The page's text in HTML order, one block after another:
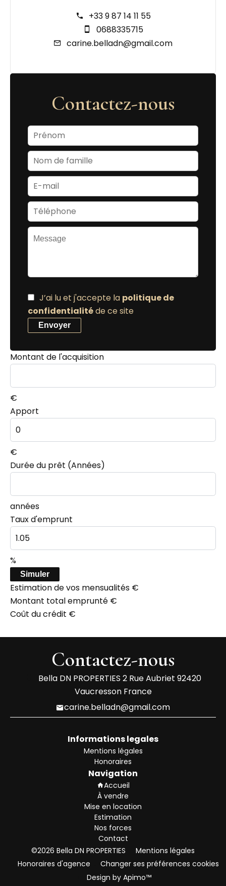
+33 9 87 14 11 55
0688335715
carine.belladn@gmail.com
Contactez-nous
J’ai lu et j'accepte la politique de
confidentialitéde ce site
Envoyer
Montant de l'acquisition
€
Apport
€
Durée du prêt (Années)
années
Taux d'emprunt
%
Simuler
Estimation de vos mensualités €
Montant total emprunté €
Coût du crédit €
Contactez-nous
Bella DN PROPERTIES 2 Rue Aubriet 92420
Vaucresson France
carine.belladn@gmail.com
Informations legales
Mentions légales
Honoraires
Navigation
Accueil
À vendre
Mise en location
Estimation
Nos forces
Contact
©2026 Bella DN PROPERTIES
Mentions légales
Honoraires d'agence
Changer ses préférences cookies
Design by Apimo™